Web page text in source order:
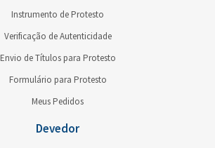
Instrumento de Protesto
Verificação de Autenticidade
Envio de Títulos para Protesto
Formulário para Protesto
Meus Pedidos
Devedor